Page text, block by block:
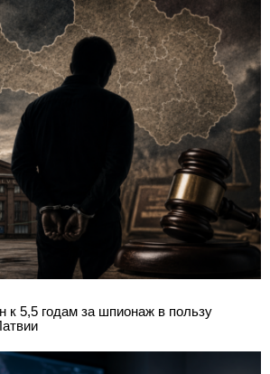
к 5,5 годам за шпионаж в пользу